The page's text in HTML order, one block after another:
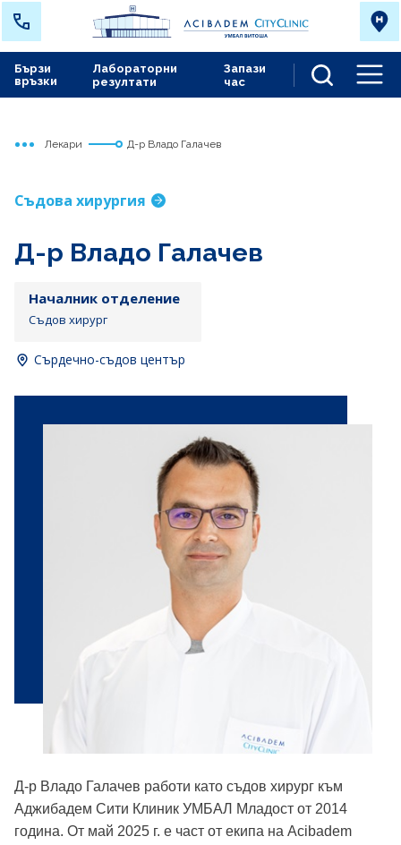
Лабораторни
резултати
Запази
час
Бързи
връзки
Начало
Сърдечно съдов център
Лекари Д-р Владо Галачев
Съдова хирургия
Д-р Владо Галачев
Началник отделение
Съдов хирург
Сърдечно-съдов център
Д-р Владо Галачев работи като съдов хирург към
Аджибадем Сити Клиник УМБАЛ Младост от 2014
година. От май 2025 г. е част от екипа на Acibadem